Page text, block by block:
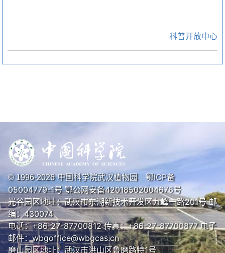
科普开放中心
© 1996-2026中国科学院武汉植物园 鄂ICP备
05004779-1号鄂公网安备42018502004676号
光谷园区地址：武汉市东湖新技术开发区九峰一路201号 邮
编：430074
电话：+86-27-87700812 传真：+86-27-87700877 电子
邮件：wbgoffice@wbgcas.cn
磨山园区地址：武汉市洪山区鲁磨路特1号